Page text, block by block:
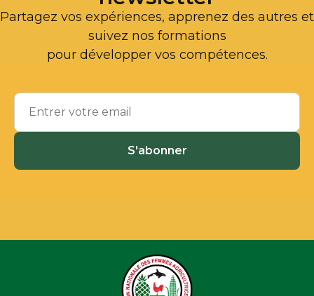
Partagez vos expériences, apprenez des autres et
suivez nos formations
pour développer vos compétences.